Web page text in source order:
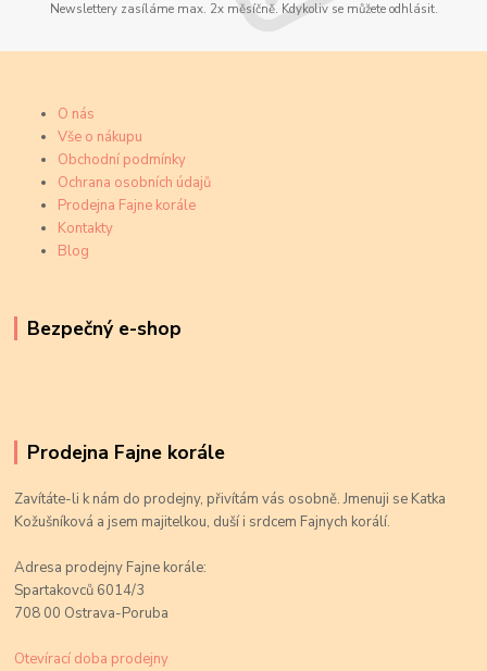
Newslettery zasíláme max. 2x měsíčně. Kdykoliv se můžete odhlásit.
O nás
Vše o nákupu
Obchodní podmínky
Ochrana osobních údajů
Prodejna Fajne korále
Kontakty
Blog
Bezpečný e-shop
Prodejna Fajne korále
Zavítáte-li k nám do prodejny, přivítám vás osobně. Jmenuji se Katka
Kožušníková a jsem majitelkou, duší i srdcem Fajnych korálí.
Adresa prodejny Fajne korále:
Spartakovců 6014/3
708 00 Ostrava-Poruba
Otevírací doba prodejny